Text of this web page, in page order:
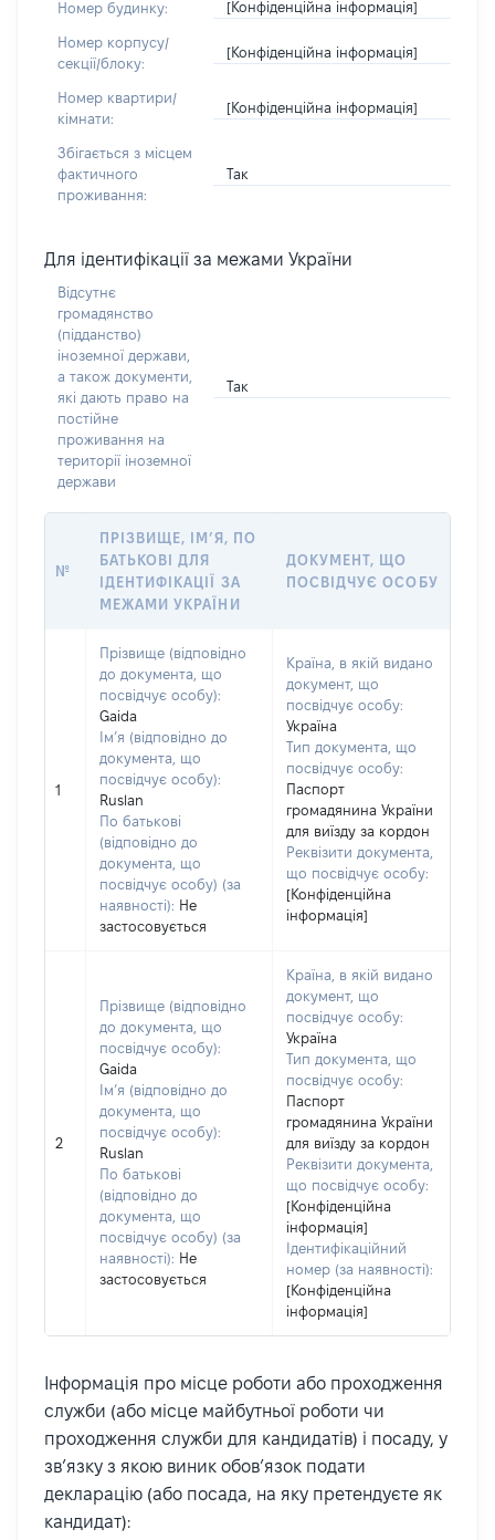
Номер будинку: [Конфіденційна інформація]
Номер корпусу/
секції/блоку:
[Конфіденційна інформація]
Номер квартири/
кімнати:
[Конфіденційна інформація]
Збігається з місцем
фактичного
проживання:
Так
Для ідентифікації за межами України
Відсутнє
громадянство
(підданство)
іноземної держави,
а також документи,
які дають право на
постійне
проживання на
території іноземної
держави
Так
№
ПРІЗВИЩЕ, ІМ’Я, ПО
БАТЬКОВІ ДЛЯ
ІДЕНТИФІКАЦІЇ ЗА
МЕЖАМИ УКРАЇНИ
ДОКУМЕНТ, ЩО
ПОСВІДЧУЄ ОСОБУ
1
Прізвище (відповідно
до документа, що
посвідчує особу):
Gaida
Ім’я (відповідно до
документа, що
посвідчує особу):
Ruslan
По батькові
(відповідно до
документа, що
посвідчує особу) (за
наявності): Не
застосовується
Країна, в якій видано
документ, що
посвідчує особу:
Україна
Тип документа, що
посвідчує особу:
Паспорт
громадянина України
для виїзду за кордон
Реквізити документа,
що посвідчує особу:
[Конфіденційна
інформація]
2
Прізвище (відповідно
до документа, що
посвідчує особу):
Gaida
Ім’я (відповідно до
документа, що
посвідчує особу):
Ruslan
По батькові
(відповідно до
документа, що
посвідчує особу) (за
наявності): Не
застосовується
Країна, в якій видано
документ, що
посвідчує особу:
Україна
Тип документа, що
посвідчує особу:
Паспорт
громадянина України
для виїзду за кордон
Реквізити документа,
що посвідчує особу:
[Конфіденційна
інформація]
Ідентифікаційний
номер (за наявності):
[Конфіденційна
інформація]
Інформація про місце роботи або проходження
служби (або місце майбутньої роботи чи
проходження служби для кандидатів) і посаду, у
зв’язку з якою виник обов’язок подати
декларацію (або посада, на яку претендуєте як
кандидат):